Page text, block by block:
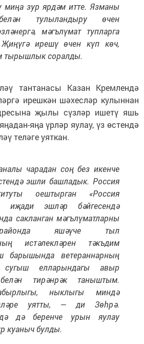
миңа зур ярдәм итте. Язманы
тулыландыру өчен
мәгълүмат тупларга
ирешү өчен күп көч,
тырышлык соралды.
тантанасы Казан Кремлендә
ирешкән шәхесләр кулыннан
җылы сүзләр ишетү яшь
яңа үрләр яулау, үз өстендә
теләге уяткан.
чарадан соң без икенче
эшли башладык. Россия
оештырган «Россия
иҗади эшләр бәйгесендә
сакланган мәгълүматларны
яшәүче тыл
истәлекләрен тәкъдим
барышында ветераннарның
елларындагы авыр
тирәнрәк таныштым.
ныклыгы миндә
уятты, — ди Зөһрә.
дә беренче урын яулау
куаныч булды.